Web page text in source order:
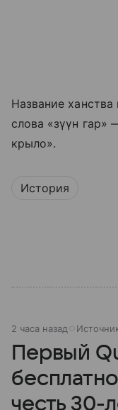
Название
слова «зүүн гар»
крыло».
История
2 часа назад
Первый
честь 30-